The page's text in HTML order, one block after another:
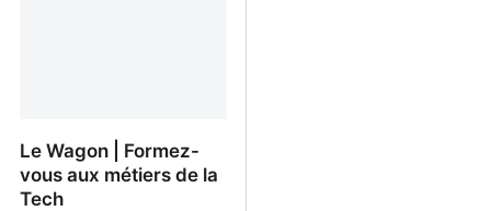
Le Wagon | Formez-
vous aux métiers de la
Tech